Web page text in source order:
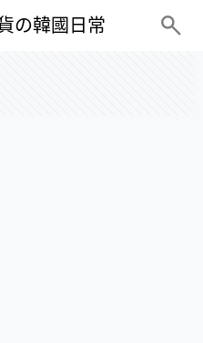
の韓國日常